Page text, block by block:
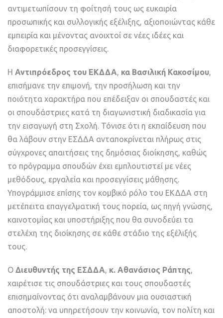
αντιμετωπίσουν τη φοίτησή τους ως ευκαιρία
προσωπικής και συλλογικής εξέλιξης, αξιοποιώντας κάθε
εμπειρία και μένοντας ανοιχτοί σε νέες ιδέες και
διαφορετικές προσεγγίσεις.
Η Αντιπρόεδρος του ΕΚΔΔΑ, κα Βασιλική Κακοσίμου,
επισήμανε την επιμονή, την προσήλωση και την
ποιότητα χαρακτήρα που επέδειξαν οι σπουδαστές και
οι σπουδάστριες κατά τη διαγωνιστική διαδικασία για
την εισαγωγή στη Σχολή. Τόνισε ότι η εκπαίδευση που
θα λάβουν στην ΕΣΔΔΑ ανταποκρίνεται πλήρως στις
σύγχρονες απαιτήσεις της δημόσιας διοίκησης, καθώς
το πρόγραμμα σπουδών έχει εμπλουτιστεί με νέες
μεθόδους, εργαλεία και προσεγγίσεις μάθησης.
Υπογράμμισε επίσης τον κομβικό ρόλο του ΕΚΔΔΑ στη
μετέπειτα επαγγελματική τους πορεία, ως πηγή γνώσης,
καινοτομίας και υποστήριξης που θα συνοδεύει τα
στελέχη της διοίκησης σε κάθε στάδιο της εξέλιξής
τους.
Ο Διευθυντής της ΕΣΔΔΑ, κ. Αθανάσιος Ράπτης,
χαιρέτισε τις σπουδάστριες και τους σπουδαστές
επισημαίνοντας ότι αναλαμβάνουν μια ουσιαστική
αποστολή: να υπηρετήσουν την κοινωνία, τον πολίτη και